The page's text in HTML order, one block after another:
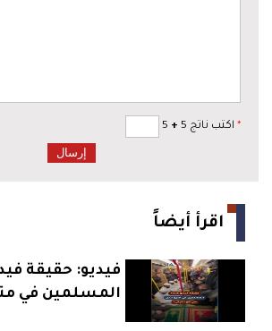
* اكتب ناتج 5 +
اقرأ أيضاً
فيديو: حقيقة
المسلمين في